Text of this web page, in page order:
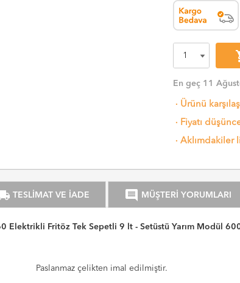
En geç 11
· Ürünü
· Fiyatı
·Aklımdakiler
TESLİMAT VE İADE comment MÜŞTERİ YORUMLARI
Elektrikli Fritöz Tek Sepetli 9 lt - Setüstü Yarım Modül
Paslanmaz çelikten imal edilmiştir.